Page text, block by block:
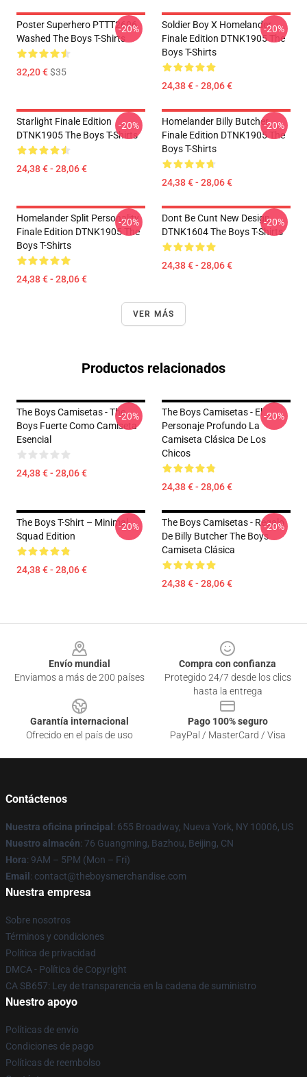
Poster Superhero PTTT2606
Washed The Boys T-Shirts
32,20 €$35
-20%
Soldier Boy X Homelander
Finale Edition DTNK1905 The
Boys T-Shirts
24,38 € - 28,06 €
-20%
Starlight Finale Edition
DTNK1905 The Boys T-Shirts
24,38 € - 28,06 €
-20%
Homelander Billy Butcher
Finale Edition DTNK1905 The
Boys T-Shirts
24,38 € - 28,06 €
-20%
Homelander Split Personality
Finale Edition DTNK1905 The
Boys T-Shirts
24,38 € - 28,06 €
-20%
Dont Be Cunt New Design
DTNK1604 The Boys T-Shirts
24,38 € - 28,06 €
-20%
VER MÁS
Productos relacionados
The Boys Camisetas - The
Boys Fuerte Como Camiseta
Esencial
24,38 € - 28,06 €
-20%
The Boys Camisetas - El
Personaje Profundo La
Camiseta Clásica De Los
Chicos
24,38 € - 28,06 €
-20%
The Boys T-Shirt – Minimal
Squad Edition
24,38 € - 28,06 €
-20%
The Boys Camisetas - Regalo
De Billy Butcher The Boys
Camiseta Clásica
24,38 € - 28,06 €
-20%
Envío mundial
Enviamos a más de 200 países
Compra con confianza
Protegido 24/7 desde los clics
hasta la entrega
Garantía internacional
Ofrecido en el país de uso
Pago 100% seguro
PayPal / MasterCard / Visa
Contáctenos
Nuestra oficina principal : 655 Broadway, Nueva York, NY 10006, US
Nuestro almacén: 76 Guangming, Bazhou, Beijing, CN
Hora: 9AM – 5PM (Mon – Fri)
Email : contact@theboysmerchandise.com
Nuestra empresa
Sobre nosotros
Términos y condiciones
Política de privacidad
DMCA - Política de Copyright
CA SB657: Ley de transparencia en la cadena de suministro
Nuestro apoyo
Políticas de envío
Condiciones de pago
Políticas de reembolso